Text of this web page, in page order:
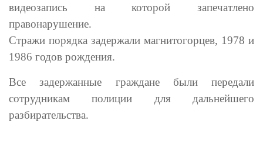
видеозапись на которой запечатлено
правонарушение.
Стражи порядка задержали магнитогорцев, 1978 и
1986 годов рождения.
Все задержанные граждане были передали
сотрудникам полиции для дальнейшего
разбирательства.